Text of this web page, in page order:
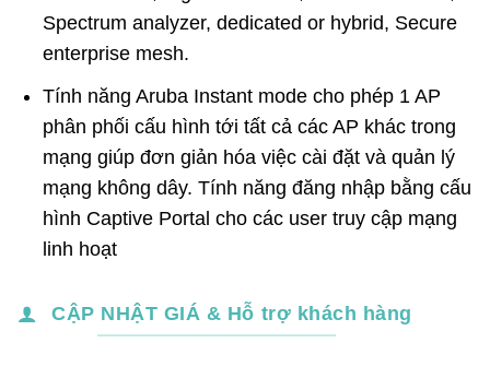
Spectrum analyzer, dedicated or hybrid, Secure
enterprise mesh.
Tính năng Aruba Instant mode cho phép 1 AP
phân phối cấu hình tới tất cả các AP khác trong
mạng giúp đơn giản hóa việc cài đặt và quản lý
mạng không dây. Tính năng đăng nhập bằng cấu
hình Captive Portal cho các user truy cập mạng
linh hoạt
CẬP NHẬT GIÁ & Hỗ trợ khách hàng